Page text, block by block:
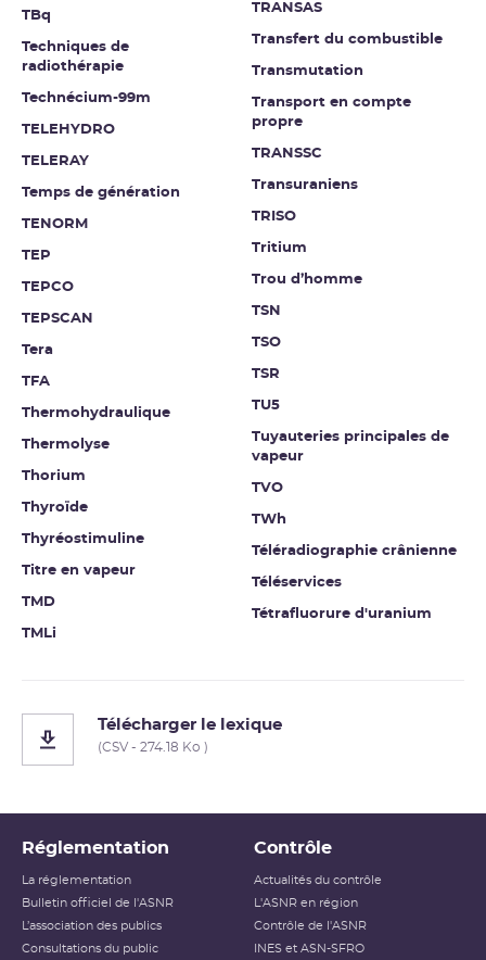
TBq
Techniques de
radiothérapie
Technécium-99m
TELEHYDRO
TELERAY
Temps de génération
TENORM
TEP
TEPCO
TEPSCAN
Tera
TFA
Thermohydraulique
Thermolyse
Thorium
Thyroïde
Thyréostimuline
Titre en vapeur
TMD
TMLi
TRANSAS
Transfert du combustible
Transmutation
Transport en compte
propre
TRANSSC
Transuraniens
TRISO
Tritium
Trou d’homme
TSN
TSO
TSR
TU5
Tuyauteries principales de
vapeur
TVO
TWh
Téléradiographie crânienne
Téléservices
Tétrafluorure d'uranium
Télécharger le lexique
(CSV - 274.18 Ko )
Réglementation
La réglementation
Bulletin officiel de l'ASNR
L’association des publics
Consultations du public
Contrôle
Actualités du contrôle
L'ASNR en région
Contrôle de l'ASNR
INES et ASN-SFRO